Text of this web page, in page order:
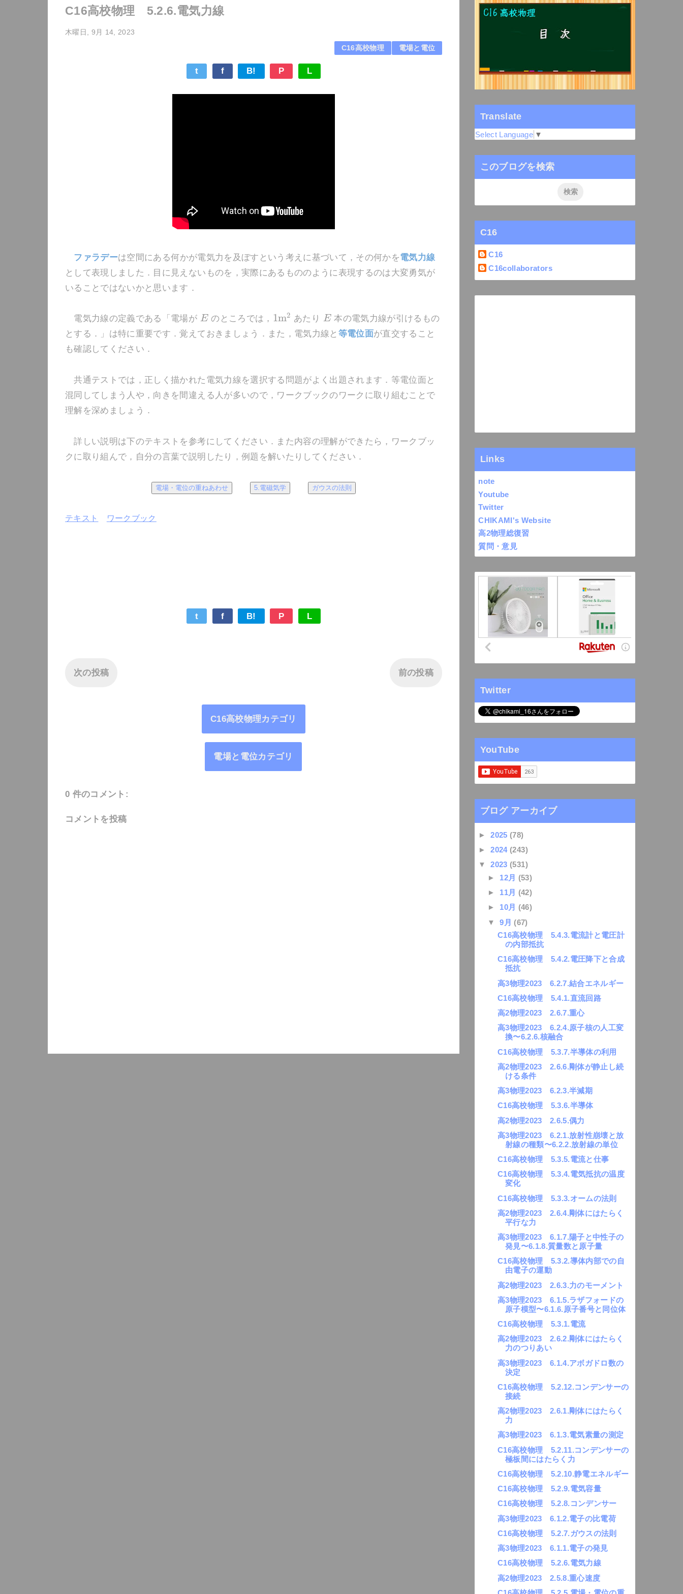
C16高校物理 5.2.6.電気力線
木曜日, 9月 14, 2023
C16高校物理 電場と電位
t f B! P L
ファラデーは空間にある何かが電気力を及ぼすという考えに基づいて，その何かを電気力線
として表現しました．目に見えないものを，実際にあるもののように表現するのは大変勇気が
いることではないかと思います．
電気力線の定義である「電場が Eのところでは， 1m2 あたり E本の電気力線が引けるもの
とする．」は特に重要です．覚えておきましょう．また，電気力線と 等電位面が直交すること
も確認してください．
共通テストでは，正しく描かれた電気力線を選択する問題がよく出題されます．等電位面と
混同してしまう人や，向きを間違える人が多いので，ワークブックのワークに取り組むことで
理解を深めましょう．
詳しい説明は下のテキストを参考にしてください．また内容の理解ができたら，ワークブッ
クに取り組んで，自分の言葉で説明したり，例題を解いたりしてください．
電場・電位の重ねあわせ 5.電磁気学 ガウスの法則
テキスト ワークブック
t f B! P L
次の投稿 前の投稿
C16高校物理カテゴリ
電場と電位カテゴリ
0 件のコメント:
コメントを投稿
Translate
Select Language ▼
このブログを検索
C16
C16
C16collaborators
Links
note
Youtube
Twitter
CHIKAMI's Website
高2物理総復習
質問・意見
Twitter
YouTube
ブログ アーカイブ
►2025 (78)
►2024 (243)
▼2023 (531)
► 12月 (53)
► 11月 (42)
► 10月 (46)
▼9月 (67)
C16高校物理 5.4.3.電流計と電圧計
の内部抵抗
C16高校物理 5.4.2.電圧降下と合成
抵抗
高3物理2023 6.2.7.結合エネルギー
C16高校物理 5.4.1.直流回路
高2物理2023 2.6.7.重心
高3物理2023 6.2.4.原子核の人工変
換〜6.2.6.核融合
C16高校物理 5.3.7.半導体の利用
高2物理2023 2.6.6.剛体が静止し続
ける条件
高3物理2023 6.2.3.半減期
C16高校物理 5.3.6.半導体
高2物理2023 2.6.5.偶力
高3物理2023 6.2.1.放射性崩壊と放
射線の種類〜6.2.2.放射線の単位
C16高校物理 5.3.5.電流と仕事
C16高校物理 5.3.4.電気抵抗の温度
変化
C16高校物理 5.3.3.オームの法則
高2物理2023 2.6.4.剛体にはたらく
平行な力
高3物理2023 6.1.7.陽子と中性子の
発見〜6.1.8.質量数と原子量
C16高校物理 5.3.2.導体内部での自
由電子の運動
高2物理2023 2.6.3.力のモーメント
高3物理2023 6.1.5.ラザフォードの
原子模型〜6.1.6.原子番号と同位体
C16高校物理 5.3.1.電流
高2物理2023 2.6.2.剛体にはたらく
力のつりあい
高3物理2023 6.1.4.アボガドロ数の
決定
C16高校物理 5.2.12.コンデンサーの
接続
高2物理2023 2.6.1.剛体にはたらく
力
高3物理2023 6.1.3.電気素量の測定
C16高校物理 5.2.11.コンデンサーの
極板間にはたらく力
C16高校物理 5.2.10.静電エネルギー
C16高校物理 5.2.9.電気容量
C16高校物理 5.2.8.コンデンサー
高3物理2023 6.1.2.電子の比電荷
C16高校物理 5.2.7.ガウスの法則
高3物理2023 6.1.1.電子の発見
C16高校物理 5.2.6.電気力線
高2物理2023 2.5.8.重心速度